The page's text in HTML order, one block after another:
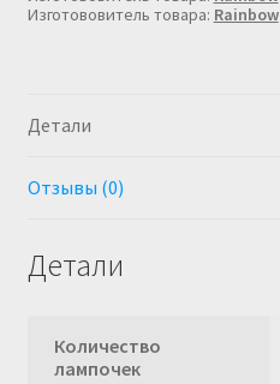
Изготововитель товара: Rainbow
Детали
Отзывы (0)
Детали
Количество
лампочек